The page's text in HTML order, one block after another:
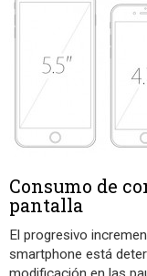
Consumo de
pantalla
El progresivo
smartphone está